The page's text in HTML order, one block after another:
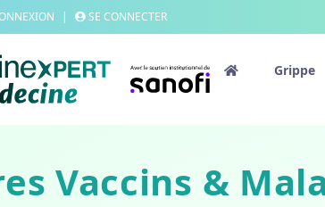
| SE CONNECTER
Grippe
Vaccins &